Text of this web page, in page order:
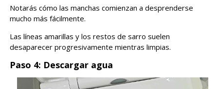
Notarás cómo las manchas comienzan a desprenderse
mucho más fácilmente.
Las líneas amarillas y los restos de sarro suelen
desaparecer progresivamente mientras limpias.
Paso 4: Descargar agua